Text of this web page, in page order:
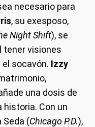
necesario para
, su exesposo,
Night Shift), se
tener visiones
socavón. Izzy
una dosis de
historia. Con un
Seda (Chicago P.D.),